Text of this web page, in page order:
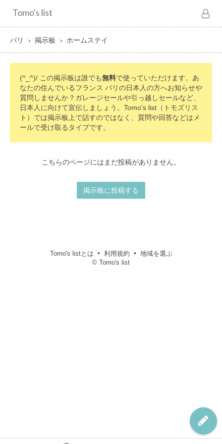
Tomo's list
パリ 掲示板 ホームステイ
(^_^)/ この掲示板は誰でも無料で使っていただけます。あ
なたの住んでいるフランス パリの日本人の方へお知らせや
質問しませんか？ガレージセールや引っ越しセールなど、
日本人に向けて宣伝しましょう。Tomo's list（トモズリス
ト）では掲示板上で話すのではなく、質問や回答などはメ
ールで受け取るタイプです。
こちらのページにはまだ投稿がありません。
掲示板に投稿する
Tomo's listとは 利用規約
地域を選ぶ
© Tomo's list